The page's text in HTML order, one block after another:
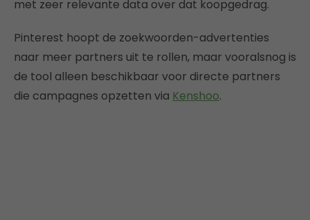
met zeer relevante data over dat koopgedrag.
Pinterest hoopt de zoekwoorden-advertenties
naar meer partners uit te rollen, maar vooralsnog is
de tool alleen beschikbaar voor directe partners
die campagnes opzetten via Kenshoo.